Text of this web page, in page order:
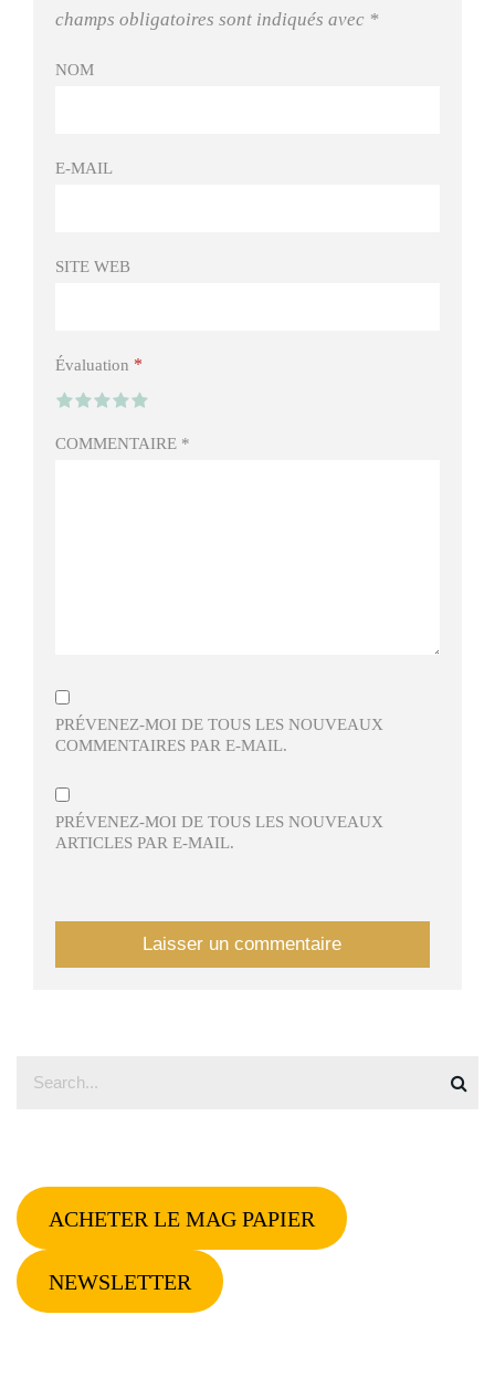
champs obligatoires sont indiqués avec *
NOM
E-MAIL
SITE WEB
Évaluation *
COMMENTAIRE *
PRÉVENEZ-MOI DE TOUS LES NOUVEAUX
COMMENTAIRES PAR E-MAIL.
PRÉVENEZ-MOI DE TOUS LES NOUVEAUX
ARTICLES PAR E-MAIL.
ACHETER LE MAG PAPIER
NEWSLETTER